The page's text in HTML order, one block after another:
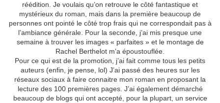
réédition. Je voulais qu’on retrouve le côté fantastique et
mystérieux du roman, mais dans la première beaucoup de
personnes ont pointé le côté trop frais qui ne correspondait pas à
l’ambiance générale. Pour la seconde, j’ai mis presque une
semaine à trouver les images « parfaites » et le montage de
Rachel Berthelot m’a époustouflée.
Pour ce qui est de la promotion, j’ai fait comme tous les petits
auteurs (enfin, je pense, lol) J’ai passé des heures sur les
réseaux sociaux à faire connaitre mon roman en proposant la
lecture des 100 premières pages. J’ai également démarché
beaucoup de blogs qui ont accepté, pour la plupart, un service